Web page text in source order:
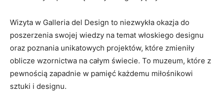
Wizyta‌ w Galleria del Design ​to ⁢niezwykła okazja do⁢
poszerzenia swojej wiedzy ⁣na temat włoskiego designu
oraz poznania ⁣unikatowych projektów, które zmieniły
oblicze⁣ wzornictwa‍ na całym‌ świecie. To‌ muzeum, które z
⁤pewnością zapadnie w ⁣pamięć każdemu ⁣miłośnikowi
sztuki i ​designu.